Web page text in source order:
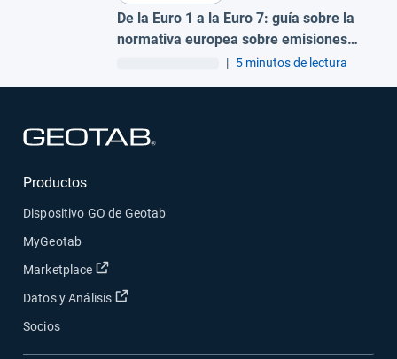
De la Euro 1 a la Euro 7: guía sobre la
normativa europea sobre emisiones
| 5 minutos de lectura
Productos
Dispositivo GO de Geotab
MyGeotab
Marketplace
Abrir en una nueva ventana
Datos y Análisis Abrir en una nueva ventana
Socios